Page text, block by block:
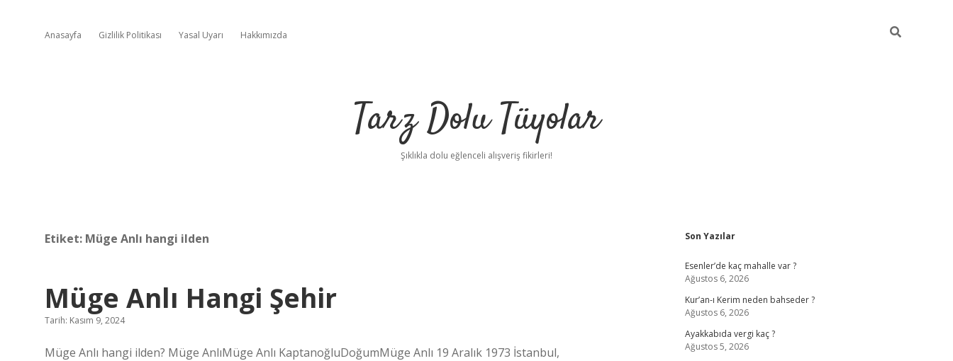
Anasayfa Gizlilik Politikası Yasal Uyarı Hakkımızda
Tarz Dolu Tüyolar
Şıklıkla dolu eğlenceli alışveriş fikirleri!
Etiket: Müge Anlı hangi ilden
Müge Anlı Hangi Şehir
Tarih: Kasım 9, 2024
Müge Anlı hangi ilden? Müge AnlıMüge Anlı KaptanoğluDoğumMüge Anlı 19 Aralık 1973 İstanbul,
Sidebar
Son Yazılar
Esenler’de kaç mahalle var ?
Ağustos 6, 2026
Kur’an-ı Kerim neden bahseder ?
Ağustos 6, 2026
Ayakkabıda vergi kaç ?
Ağustos 5, 2026
hiltonbetilbet giriş yap